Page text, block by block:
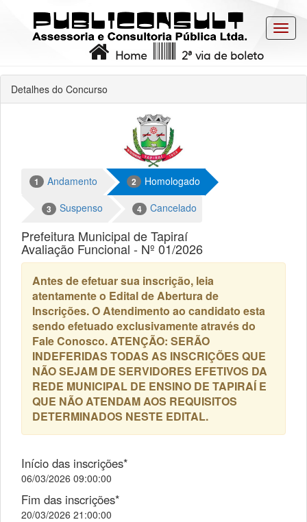
2ª via de boleto
Home
Detalhes do Concurso
1 Andamento 2 Homologado
3 Suspenso 4 Cancelado
Prefeitura Municipal de Tapiraí
Avaliação Funcional - Nº 01/2026
Antes de efetuar sua inscrição, leia
atentamente o Edital de Abertura de
Inscrições. O Atendimento ao candidato esta
sendo efetuado exclusivamente através do
Fale Conosco. ATENÇÃO: SERÃO
INDEFERIDAS TODAS AS INSCRIÇÕES QUE
NÃO SEJAM DE SERVIDORES EFETIVOS DA
REDE MUNICIPAL DE ENSINO DE TAPIRAÍ E
QUE NÃO ATENDAM AOS REQUISITOS
DETERMINADOS NESTE EDITAL.
Início das inscrições*
06/03/2026 09:00:00
Fim das inscrições*
20/03/2026 21:00:00